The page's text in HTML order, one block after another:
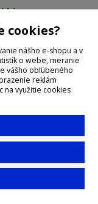
cookies?
nášho e-shopu a v
o webe, meranie
vášho obľúbeného
reklám
na využitie cookies